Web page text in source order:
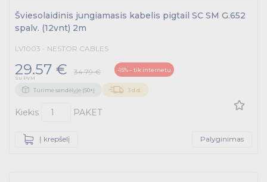
Šviesolaidinis jungiamasis kabelis pigtail SC SM G.652
spalv. (12vnt) 2m
LV1003 - NESTOR CABLES
29.57 € 34.79 € -15% – tik internetu
Su PVM
Turime sandėlyje (50+) 3 d.d.
Kiekis PAKET
Į krepšelį Palyginimas